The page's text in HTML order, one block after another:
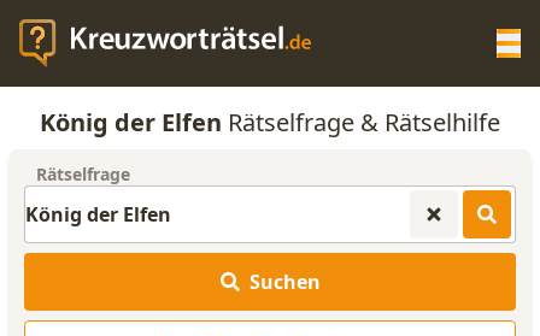
KREUZWORTRÄTSEL-HILFE
ANAGRAMM-GENERATOR
König der Elfen Rätselfrage & Rätselhilfe
Rätselfrage
Suchen